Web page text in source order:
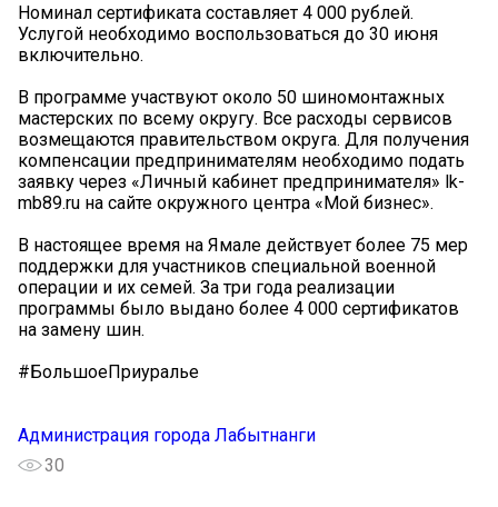
Номинал сертификата составляет 4 000 рублей.
Услугой необходимо воспользоваться до 30 июня
включительно.
В программе участвуют около 50 шиномонтажных
мастерских по всему округу. Все расходы сервисов
возмещаются правительством округа. Для получения
компенсации предпринимателям необходимо подать
заявку через «Личный кабинет предпринимателя» lk-
mb89.ru на сайте окружного центра «Мой бизнес».
В настоящее время на Ямале действует более 75 мер
поддержки для участников специальной военной
операции и их семей. За три года реализации
программы было выдано более 4 000 сертификатов
на замену шин.
#БольшоеПриуралье
Администрация города Лабытнанги
30